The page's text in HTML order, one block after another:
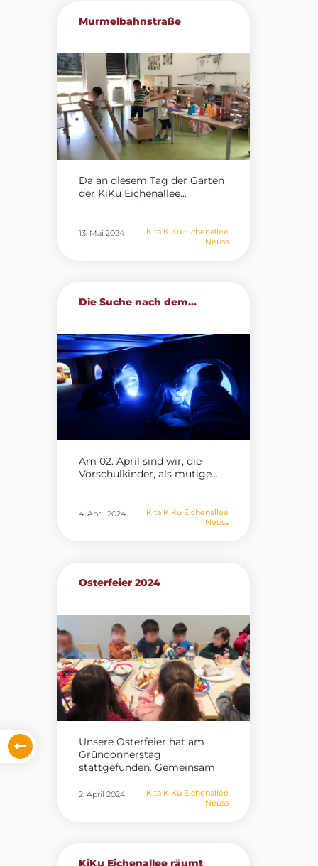
Murmelbahnstraße
Da an diesem Tag der Garten
der KiKu Eichenallee...
13. Mai 2024
Kita KiKu Eichenallee
Neuss
Die Suche nach dem...
Am 02. April sind wir, die
Vorschulkinder, als mutige...
4. April 2024
Kita KiKu Eichenallee
Neuss
Osterfeier 2024
Unsere Osterfeier hat am
Gründonnerstag
stattgefunden. Gemeinsam
2. April 2024
Kita KiKu Eichenallee
Neuss
KiKu Eichenallee räumt